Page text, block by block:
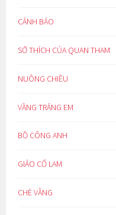
CẢNH BÁO
SỞ THÍCH CỦA QUAN THAM
NUÔNG CHIỀU
VẦNG TRĂNG EM
BỒ CÔNG ANH
GIẢO CỔ LAM
CHÈ VẰNG